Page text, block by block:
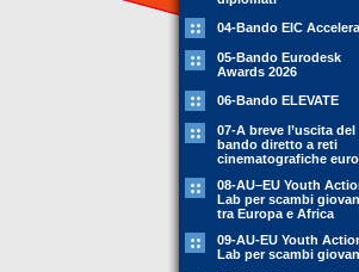
04-Bando EIC
05-Bando Eurodesk
Awards 2026
06-Bando ELEVATE
07-A breve l’uscita del
bando diretto a reti
cinematografiche
08-AU–EU Youth
Lab per scambi
tra Europa e Africa
09-AU-EU Youth
Lab per scambi